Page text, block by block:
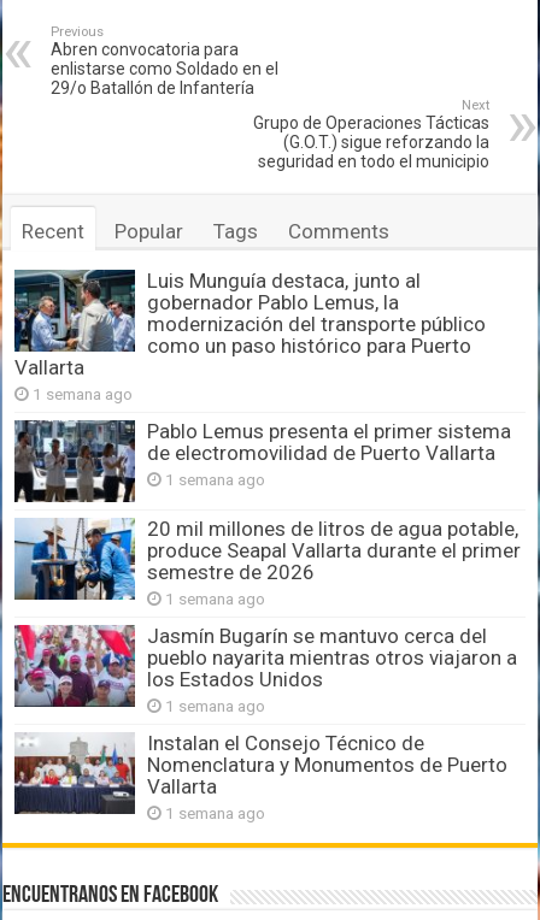
Previous
Abren convocatoria para
enlistarse como Soldado en el
29/o Batallón de Infantería
Next
Grupo de Operaciones Tácticas
(G.O.T.) sigue reforzando la
seguridad en todo el municipio
Recent Popular Tags Comments
Luis Munguía destaca, junto al
gobernador Pablo Lemus, la
modernización del transporte público
como un paso histórico para Puerto
Vallarta
1 semana ago
Pablo Lemus presenta el primer sistema
de electromovilidad de Puerto Vallarta
1 semana ago
20 mil millones de litros de agua potable,
produce Seapal Vallarta durante el primer
semestre de 2026
1 semana ago
Jasmín Bugarín se mantuvo cerca del
pueblo nayarita mientras otros viajaron a
los Estados Unidos
1 semana ago
Instalan el Consejo Técnico de
Nomenclatura y Monumentos de Puerto
Vallarta
1 semana ago
Encuentranos en Facebook